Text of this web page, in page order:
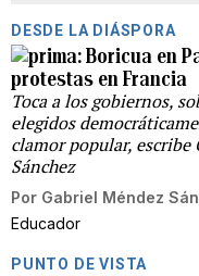
DESDE LA DIÁSPORA
Boricua en
protestas en Francia
Toca a los gobiernos,
elegidos
clamor popular, escribe
Sánchez
Por Gabriel Méndez
Educador
PUNTO DE VISTA